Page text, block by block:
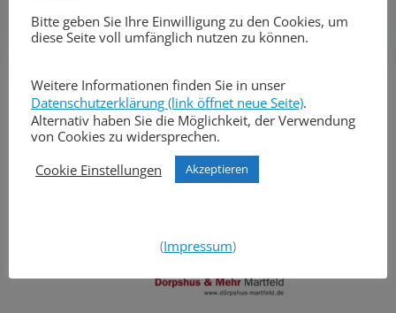
Post
navigation
Vorheriger Beitrag
Post
navigation
Nächster Beitrag
Search
for:
Bitte geben Sie Ihre Einwilligung zu den Cookies, um
diese Seite voll umfänglich nutzen zu können.
Weitere Informationen finden Sie in unser
Datenschutzerklärung (link öffnet neue Seite).
Alternativ haben Sie die Möglichkeit, der Verwendung
von Cookies zu widersprechen.
Cookie Einstellungen
Akzeptieren
(Impressum)